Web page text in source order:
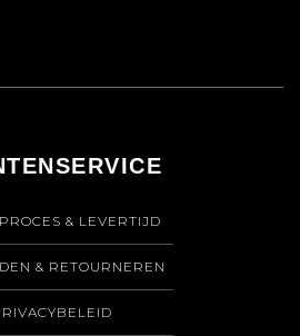
& LEVERTIJD
& RETOURNEREN